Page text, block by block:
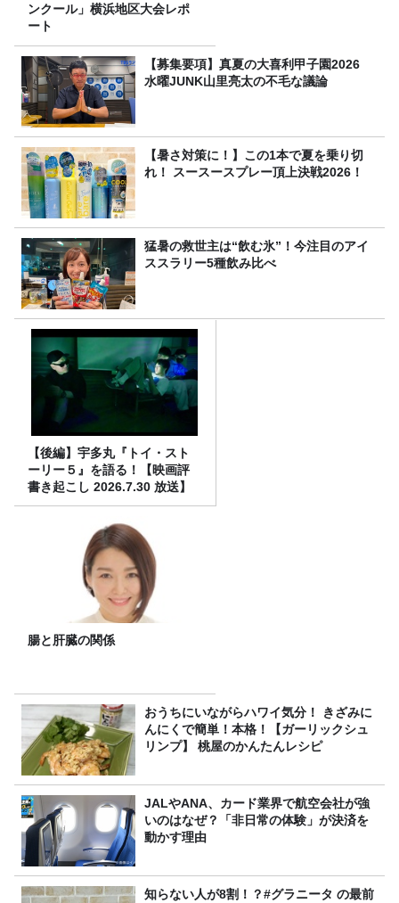
ンクール」横浜地区大会レポ
ート
【募集要項】真夏の大喜利甲子園2026
水曜JUNK山里亮太の不毛な議論
【暑さ対策に！】この1本で夏を乗り切
れ！ スースースプレー頂上決戦2026！
猛暑の救世主は“飲む氷”！今注目のアイ
ススラリー5種飲み比べ
【後編】宇多丸『トイ・スト
ーリー５』を語る！【映画評
書き起こし 2026.7.30 放送】
腸と肝臓の関係
おうちにいながらハワイ気分！ きざみに
んにくで簡単！本格！【ガーリックシュ
リンプ】 桃屋のかんたんレシピ
JALやANA、カード業界で航空会社が強
いのはなぜ？「非日常の体験」が決済を
動かす理由
知らない人が8割！？#グラニータ の最前